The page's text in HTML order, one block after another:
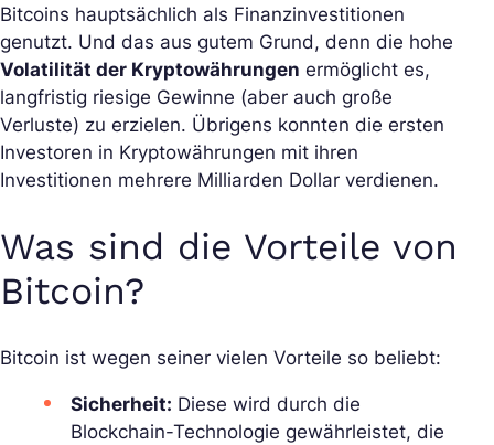
Bitcoins hauptsächlich als Finanzinvestitionen
genutzt. Und das aus gutem Grund, denn die hohe
Volatilität der Kryptowährungen ermöglicht es,
langfristig riesige Gewinne (aber auch große
Verluste) zu erzielen. Übrigens konnten die ersten
Investoren in Kryptowährungen mit ihren
Investitionen mehrere Milliarden Dollar verdienen.
Was sind die Vorteile von
Bitcoin?
Bitcoin ist wegen seiner vielen Vorteile so beliebt:
Sicherheit: Diese wird durch die
Blockchain-Technologie gewährleistet, die